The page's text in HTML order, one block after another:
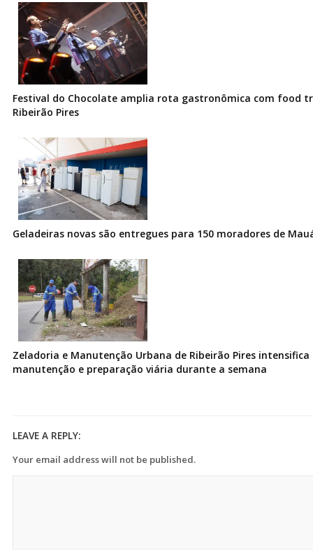
Festival do Chocolate amplia rota gastronômica com food
Ribeirão Pires
Geladeiras novas são entregues para 150 moradores de
Zeladoria e Manutenção Urbana de Ribeirão Pires intensifica
manutenção e preparação viária durante a semana
LEAVE A REPLY:
Your email address will not be published.